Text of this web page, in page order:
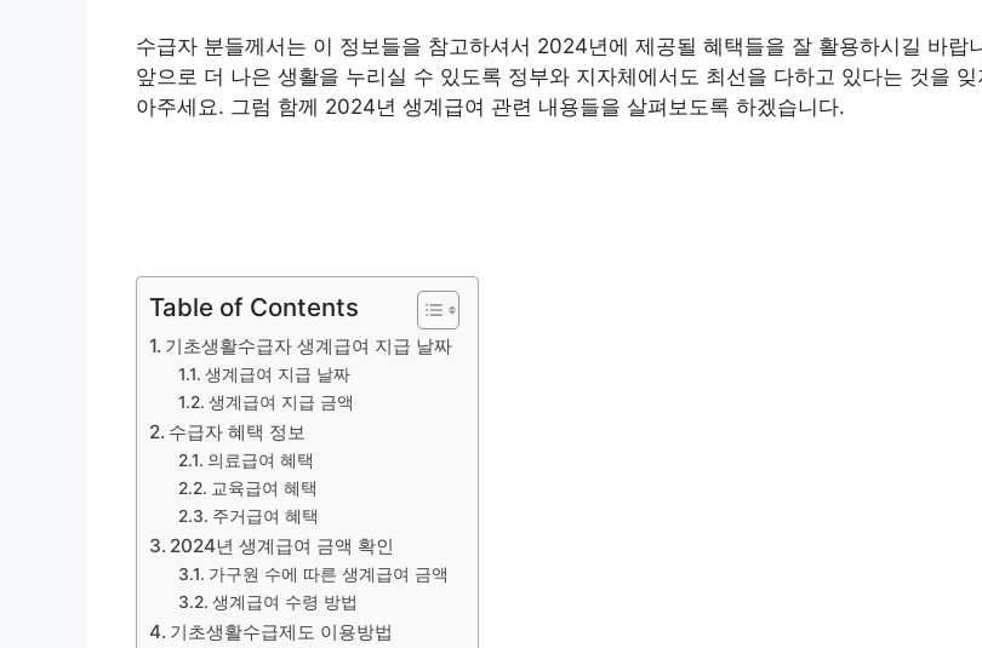
수급자 분들께서는 이 정보들을 참고하셔서 2024년에 제공될 혜택들을 잘 활용하시길 바랍
앞으로 더 나은 생활을 누리실 수 있도록 정부와 지자체에서도 최선을 다하고 있다는 것을
아주세요. 그럼 함께 2024년 생계급여 관련 내용들을 살펴보도록 하겠습니다.
Table of Contents
기초생활수급자 생계급여 지급 날짜
생계급여 지급 날짜
생계급여 지급 금액
수급자 혜택 정보
의료급여 혜택
교육급여 혜택
주거급여 혜택
2024년 생계급여 금액 확인
가구원 수에 따른 생계급여 금액
생계급여 수령 방법
기초생활수급제도 이용방법